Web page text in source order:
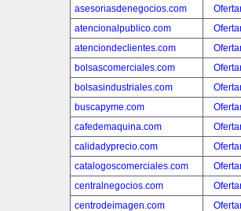
asesoriasdenegocios.com
atencionalpublico.com
atenciondeclientes.com
bolsascomerciales.com
bolsasindustriales.com
buscapyme.com
cafedemaquina.com
calidadyprecio.com
catalogoscomerciales.com
centralnegocios.com
centrodeimagen.com